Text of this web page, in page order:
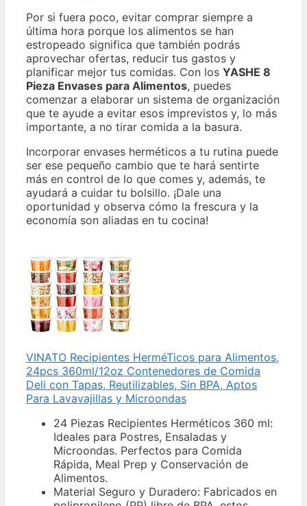
Por si fuera poco, evitar comprar siempre a
última hora porque los alimentos se han
estropeado significa que también podrás
aprovechar ofertas, reducir tus gastos y
planificar mejor tus comidas. Con los YASHE 8
Pieza Envases para Alimentos, puedes
comenzar a elaborar un sistema de organización
que te ayude a evitar esos imprevistos y, lo más
importante, a no tirar comida a la basura.
Incorporar envases herméticos a tu rutina puede
ser ese pequeño cambio que te hará sentirte
más en control de lo que comes y, además, te
ayudará a cuidar tu bolsillo. ¡Dale una
oportunidad y observa cómo la frescura y la
economía son aliadas en tu cocina!
VINATO Recipientes HerméTicos para Alimentos,
24pcs 360ml/12oz Contenedores de Comida
Deli con Tapas, Reutilizables, Sin BPA, Aptos
Para Lavavajillas y Microondas
24 Piezas Recipientes Herméticos 360 ml:
Ideales para Postres, Ensaladas y
Microondas. Perfectos para Comida
Rápida, Meal Prep y Conservación de
Alimentos.
Material Seguro y Duradero: Fabricados en